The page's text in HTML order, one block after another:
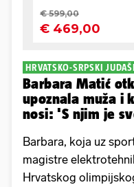
HRVATSKO-SRPSKI
Barbara Matić
upoznala muža i
nosi: 'S njim je
Barbara, koja uz
magistre
Hrvatskog